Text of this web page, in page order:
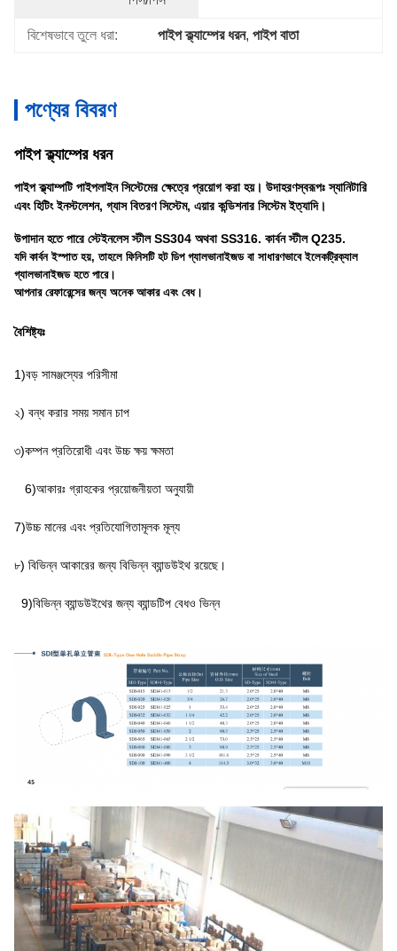
বিশেষভাবে তুলে ধরা: পাইপ ক্ল্যাম্পের ধরন, পাইপ বাতা
পণ্যের বিবরণ
পাইপ ক্ল্যাম্পের ধরন
পাইপ ক্ল্যাম্পটি পাইপলাইন সিস্টেমের ক্ষেত্রে প্রয়োগ করা হয়। উদাহরণস্বরূপঃ স্যানিটারি
এবং হিটিং ইনস্টলেশন, গ্যাস বিতরণ সিস্টেম, এয়ার কন্ডিশনার সিস্টেম ইত্যাদি।
উপাদান হতে পারে স্টেইনলেস স্টীল SS304 অথবা SS316. কার্বন স্টীল Q235.
যদি কার্বন ইস্পাত হয়, তাহলে ফিনিসটি হট ডিপ গ্যালভানাইজড বা সাধারণভাবে ইলেকট্রিক্যাল
গ্যালভানাইজড হতে পারে।
আপনার রেফারেন্সের জন্য অনেক আকার এবং বেধ।
বৈশিষ্ট্যঃ
1)বড় সামঞ্জস্যের পরিসীমা
২) বন্ধ করার সময় সমান চাপ
৩)কম্পন প্রতিরোধী এবং উচ্চ ক্ষয় ক্ষমতা
6)আকারঃ গ্রাহকের প্রয়োজনীয়তা অনুযায়ী
7)উচ্চ মানের এবং প্রতিযোগিতামূলক মূল্য
৮) বিভিন্ন আকারের জন্য বিভিন্ন ব্যান্ডউইথ রয়েছে।
9)বিভিন্ন ব্যান্ডউইথের জন্য ব্যান্ডটিপ বেধও ভিন্ন